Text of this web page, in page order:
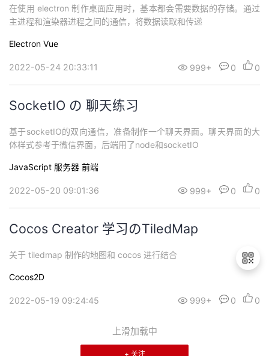
在使用 electron 制作桌面应用时，基本都会需要数据的存储。通过
主进程和渲染器进程之间的通信，将数据读取和传递
Electron Vue
2022-05-24 20:33:11 999+ 0 0
SocketIO の 聊天练习
基于socketIO的双向通信，准备制作一个聊天界面。聊天界面的大
体样式参考于微信界面，后端用了node和socketIO
JavaScript 服务器 前端
2022-05-20 09:01:36 999+ 0 0
Cocos Creator 学习のTiledMap
关于 tiledmap 制作的地图和 cocos 进行结合
Cocos2D
2022-05-19 09:24:45 999+ 0 0
上滑加载中
+ 关注